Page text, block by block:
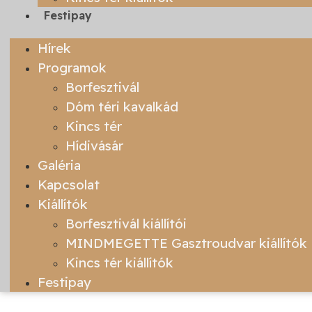
Festipay
Hírek
Programok
Borfesztivál
Dóm téri kavalkád
Kincs tér
Hídivásár
Galéria
Kapcsolat
Kiállítók
Borfesztivál kiállítói
MINDMEGETTE Gasztroudvar kiállítók
Kincs tér kiállítók
Festipay